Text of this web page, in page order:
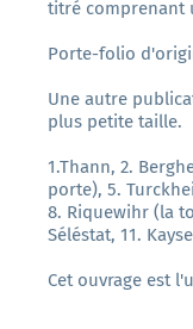
titré comprenant
Porte-folio
Une autre
plus petite taille.
1.Thann, 2.
porte), 5.
8. Riquewihr (la
Séléstat, 11.
Cet ouvrage est